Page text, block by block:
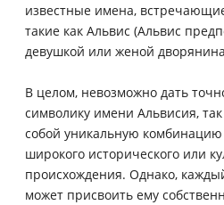
известные имена,
такие как Альвис (Альвис
девушкой или женой
В целом, невозможно дать
символику имени Альвисия,
собой уникальную комбинацию
широкого исторического или
происхождения. Однако,
может присвоить ему